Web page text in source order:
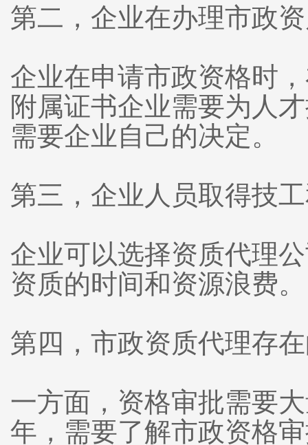
第二，企业在办理市政
企业在申请市政资格时
附属证书企业需要为人
需要企业自己的决定。
第三，企业人员取得技
企业可以选择资质代理
资质的时间和资源浪费。
第四，市政资质代理存
一方面，资格审批需要
年，需要了解市政资格